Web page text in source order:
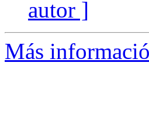
autor ]
Más